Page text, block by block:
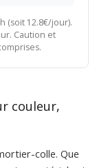
(soit 12.8€/jour).
Caution et
couleur,
colle. Que